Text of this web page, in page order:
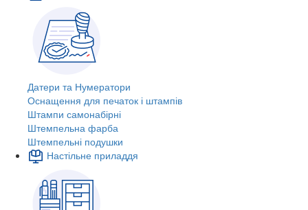
Датери та Нумератори
Оснащення для печаток і штампів
Штампи самонабірні
Штемпельна фарба
Штемпельні подушки
Настільне приладдя